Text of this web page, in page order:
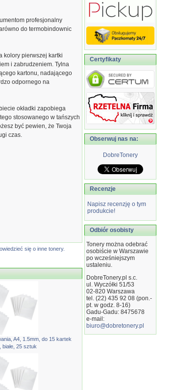
profesjonalny
do termobindownic
kolory pierwszej kartki
i zabrudzeniem. Tylna
kartonu, nadającego
odpornego na
okładki zapobiega
stosowanego w tańszych
być pewien, że Twoja
czas.
się o inne tonery.
A4, 1.5mm, do 15 kartek
białe, 25 sztuk
Certyfikaty
Obserwuj nas na:
DobreTonery
Recenzje
Napisz recenzję o tym
produkcie!
Odbiór osobisty
Tonery można odebrać
osobiście w Warszawie
po wcześniejszym
ustaleniu.
DobreTonery.pl s.c.
ul. Wyczółki 51/53
02-820 Warszawa
tel. (22) 435 92 08 (pon.-
pt. w godz. 8-16)
Gadu-Gadu: 8475678
e-mail:
biuro@dobretonery.pl